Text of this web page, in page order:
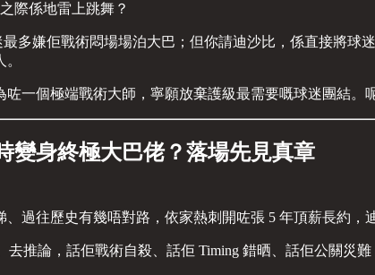
際係地雷上跳舞？
最多嫌佢戰術悶場場泊大巴；但你請迪沙比，係直接將
一個極端戰術大師，寧願放棄護級最需要嘅球迷團結
變身終極大巴佬？落場先見真章
過往歷史有幾唔對路，依家熱刺開咗張 5 年頂薪長約，
去推論，話佢戰術自殺、話佢 Timing 錯晒、話佢公關災